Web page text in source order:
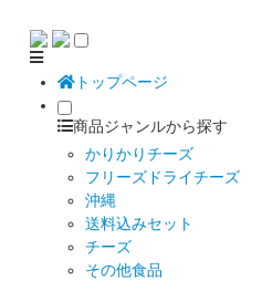
トップページ
商品ジャンルから探す
かりかりチーズ
フリーズドライチーズ
沖縄
送料込みセット
チーズ
その他食品